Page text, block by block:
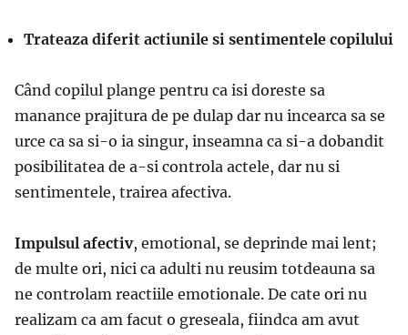
Trateaza diferit actiunile si sentimentele copilului
Când copilul plange pentru ca isi doreste sa
manance prajitura de pe dulap dar nu incearca sa se
urce ca sa si-o ia singur, inseamna ca si-a dobandit
posibilitatea de a-si controla actele, dar nu si
sentimentele, trairea afectiva.
Impulsul afectiv, emotional, se deprinde mai lent;
de multe ori, nici ca adulti nu reusim totdeauna sa
ne controlam reactiile emotionale. De cate ori nu
realizam ca am facut o greseala, fiindca am avut